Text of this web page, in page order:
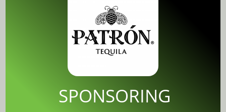
SPONSORING